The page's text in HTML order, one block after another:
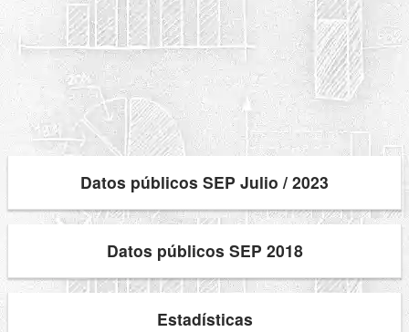
Datos públicos SEP Julio / 2023
Datos públicos SEP 2018
Estadísticas